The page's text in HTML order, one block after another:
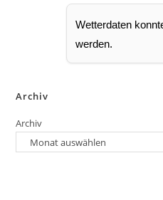
Wetterdaten
werden.
Archiv
Archiv